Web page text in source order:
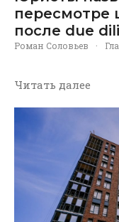
пересмотре
после due
Роман Соловьев ·
Читать далее